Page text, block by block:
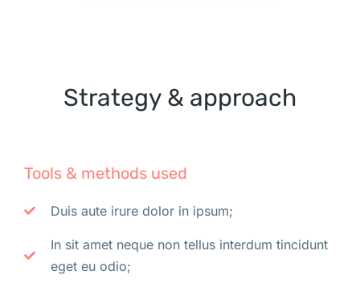
Strategy & approach
Tools & methods used
Duis aute irure dolor in ipsum;
In sit amet neque non tellus interdum tincidunt
eget eu odio;